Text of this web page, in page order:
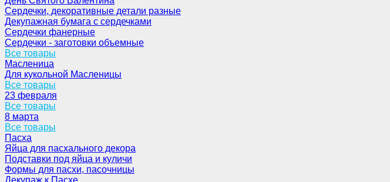
Сердечки, декоративные детали разные
Декупажная бумага с сердечками
Сердечки фанерные
Сердечки - заготовки объемные
Все товары
Масленица
Для кукольной Масленицы
Все товары
23 февраля
Все товары
8 марта
Все товары
Пасха
Яйца для пасхального декора
Подставки под яйца и куличи
Формы для пасхи, пасочницы
Декупаж к Пасхе